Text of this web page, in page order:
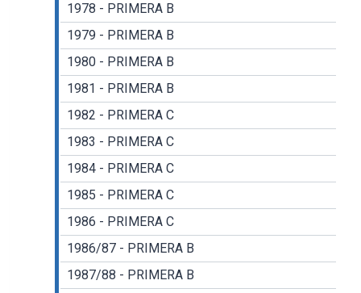
1978 - PRIMERA B
1979 - PRIMERA B
1980 - PRIMERA B
1981 - PRIMERA B
1982 - PRIMERA C
1983 - PRIMERA C
1984 - PRIMERA C
1985 - PRIMERA C
1986 - PRIMERA C
1986/87 - PRIMERA B
1987/88 - PRIMERA B